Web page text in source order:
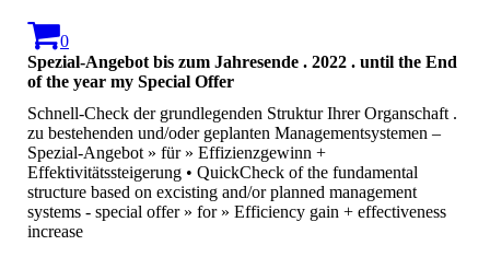
0
Spezial-Angebot bis zum Jahresende . 2022 . until the End
of the year my Special Offer
Schnell-Check der grundlegenden Struktur Ihrer Organschaft .
zu bestehenden und/oder geplanten Managementsystemen –
Spezial-Angebot » für » Effizienzgewinn +
Effektivitätssteigerung • QuickCheck of the fundamental
structure based on excisting and/or planned management
systems - special offer » for » Efficiency gain + effectiveness
increase